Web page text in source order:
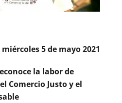
5 de mayo 2021
la labor de
Comercio Justo y el